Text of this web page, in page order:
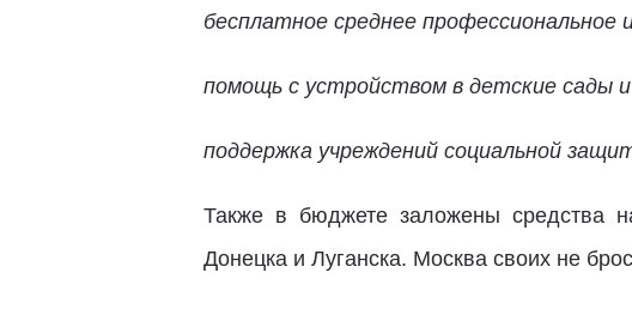
бесплатное среднее профессиональное
помощь с устройством в детские сады
поддержка учреждений социальной
Также в бюджете заложены средства
Донецка и Луганска. Москва своих не